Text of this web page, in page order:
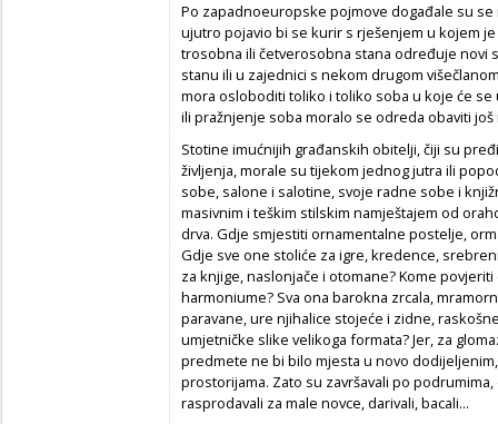
Po zapadnoeuropske pojmove događale su
ujutro pojavio bi se kurir s rješenjem u kojem
trosobna ili četverosobna stana određuje novi
stanu ili u zajednici s nekom drugom
mora osloboditi toliko i toliko soba u koje će
ili pražnjenje soba moralo se odreda obaviti još
Stotine imućnijih građanskih obitelji, čiji su
življenja, morale su tijekom jednog jutra ili
sobe, salone i salotine, svoje radne sobe i
masivnim i teškim stilskim namještajem od
drva. Gdje smjestiti ornamentalne postelje,
Gdje sve one stoliće za igre, kredence,
za knjige, naslonjače i otomane? Kome
harmoniume? Sva ona barokna zrcala,
paravane, ure njihalice stojeće i zidne,
umjetničke slike velikoga formata? Jer, za
predmete ne bi bilo mjesta u novo
prostorijama. Zato su završavali po
rasprodavali za male novce, darivali, bacali...